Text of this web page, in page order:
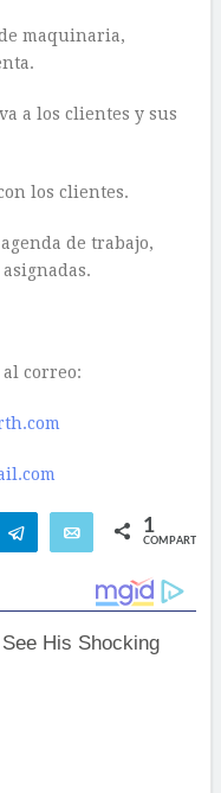
maquinaria,
a los clientes y sus
los clientes.
de trabajo,
correo:
Telegram Email 1
COMPARTIR